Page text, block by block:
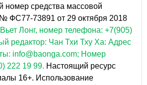
номер средства массовой
ФС77-73891 от 29 октября 2018
Лонг, номер телефона: +7(905)
редактор: Чан Тхи Тху Ха: Адрес
info@baonga.com; Номер
222 19 99. Настоящий ресурс
16+. Использование